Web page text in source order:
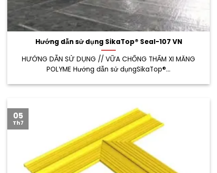
Hướng dẫn sử dụng SikaTop® Seal-107 VN
HƯỚNG DẪN SỬ DỤNG // VỮA CHỐNG THẤM XI MĂNG
POLYME Hướng dẫn sử dụngSikaTop®...
05
Th7